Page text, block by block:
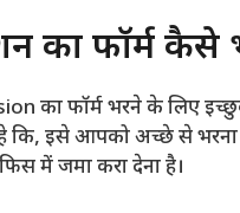
का फॉर्म कैसे
का फॉर्म भरने के लिए
कि, इसे आपको अच्छे से
में जमा करा देना है।